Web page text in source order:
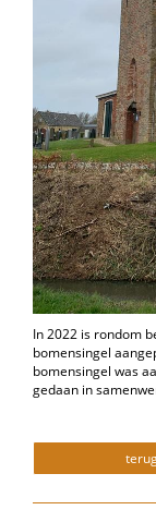
In 2022 is rondom
bomensingel
bomensingel was
gedaan in